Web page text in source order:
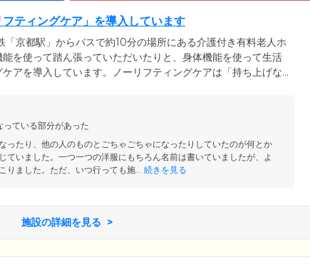
ティングケア」を導入しています
「京都駅」からバスで約10分の場所にある介護付き有料老人ホ
を使って踏ん張っていただいたりと、身体機能を使って生活
アを導入しています。ノーリフティングケアは「持ち上げな
レクリエーションも取り入れ、身体機能の維持・向上を図っ
っている部分があった
ったり、他の人のものとごちゃごちゃになったりしていたのが何とか
ていました。一つ一つの洋服にもちろん名前は書いていましたが、よ
りました。ただ、いつ行っても施...
続きを見る
施設の詳細を見る